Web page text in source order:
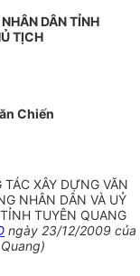
DÂN TỈNH
TỊCH
Chiến
XÂY DỰNG VĂN
NHÂN DÂN VÀ UỶ
TUYÊN QUANG
ngày 23/12/2009 của